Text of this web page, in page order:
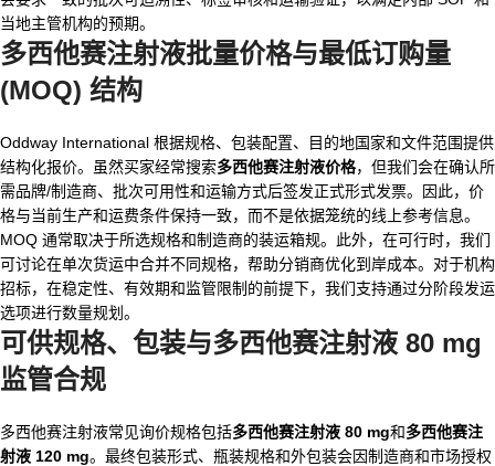
当地主管机构的预期。
多西他赛注射液批量价格与最低订购量
(MOQ) 结构
Oddway International 根据规格、包装配置、目的地国家和文件范围提供
结构化报价。虽然买家经常搜索多西他赛注射液价格，但我们会在确认所
需品牌/制造商、批次可用性和运输方式后签发正式形式发票。因此，价
格与当前生产和运费条件保持一致，而不是依据笼统的线上参考信息。
MOQ 通常取决于所选规格和制造商的装运箱规。此外，在可行时，我们
可讨论在单次货运中合并不同规格，帮助分销商优化到岸成本。对于机构
招标，在稳定性、有效期和监管限制的前提下，我们支持通过分阶段发运
选项进行数量规划。
可供规格、包装与多西他赛注射液 80 mg
监管合规
多西他赛注射液常见询价规格包括多西他赛注射液 80 mg和多西他赛注
射液 120 mg。最终包装形式、瓶装规格和外包装会因制造商和市场授权